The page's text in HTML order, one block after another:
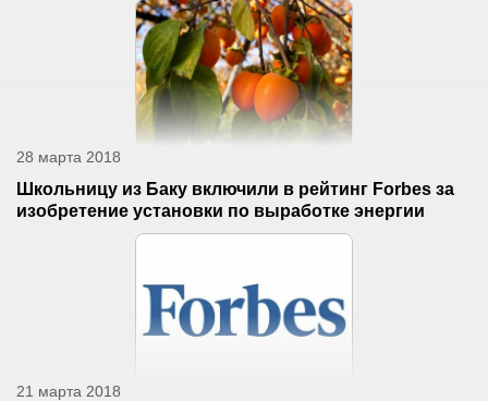
28 марта 2018
Школьницу из Баку включили в рейтинг Forbes за
изобретение установки по выработке энергии
21 марта 2018